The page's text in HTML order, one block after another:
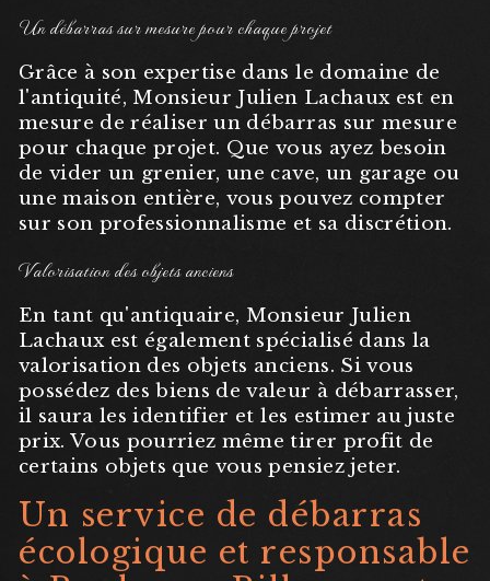
Un débarras sur mesure pour chaque projet
Grâce à son expertise dans le domaine de
l'antiquité, Monsieur Julien Lachaux est en
mesure de réaliser un débarras sur mesure
pour chaque projet. Que vous ayez besoin
de vider un grenier, une cave, un garage ou
une maison entière, vous pouvez compter
sur son professionnalisme et sa discrétion.
Valorisation des objets anciens
En tant qu'antiquaire, Monsieur Julien
Lachaux est également spécialisé dans la
valorisation des objets anciens. Si vous
possédez des biens de valeur à débarrasser,
il saura les identifier et les estimer au juste
prix. Vous pourriez même tirer profit de
certains objets que vous pensiez jeter.
Un service de débarras
écologique et responsable